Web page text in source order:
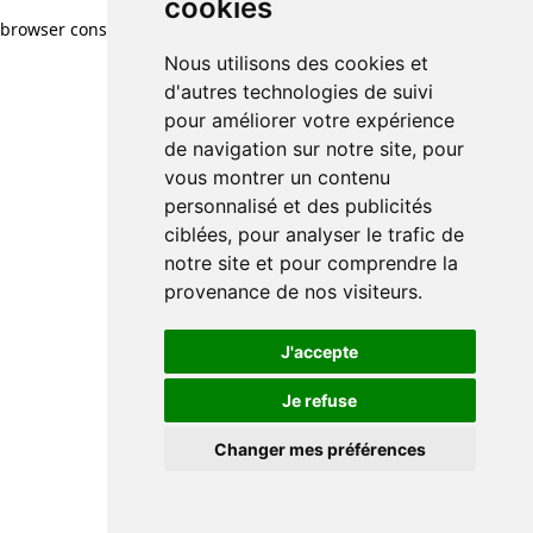
cookies
Nous utilisons des cookies et
d'autres technologies de suivi
pour améliorer votre expérience
de navigation sur notre site, pour
vous montrer un contenu
personnalisé et des publicités
ciblées, pour analyser le trafic de
notre site et pour comprendre la
provenance de nos visiteurs.
J'accepte
Je refuse
Changer mes préférences
browser console for more information)